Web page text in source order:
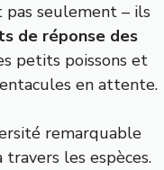
pas seulement – ils
de réponse des
petits poissons et
en attente.
remarquable
travers les espèces.